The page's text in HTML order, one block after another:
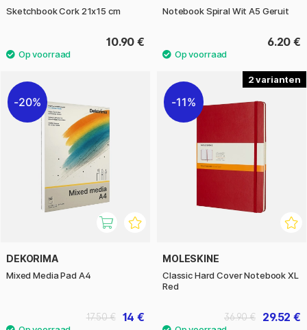
Sketchbook Cork 21x15 cm
10.90 €
Notebook Spiral Wit A5 Geruit
6.20 €
20%
DEKORIMA
Mixed Media Pad A4
14 €
17.50 €
2
11%
MOLESKINE
Classic Hard Cover Notebook XL
Red
29.52 €
36.90 €